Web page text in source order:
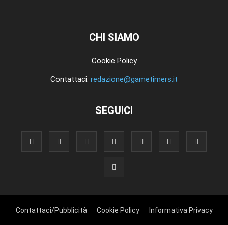
CHI SIAMO
Cookie Policy
Contattaci: redazione@gametimers.it
SEGUICI
Contattaci/Pubblicità Cookie Policy Informativa Privacy